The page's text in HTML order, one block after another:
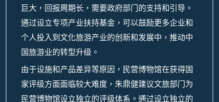
巨大，回报周期长，需要政府部门的支持和引导。
通过设立专项产业扶持基金，可以鼓励更多企业和
个人投入到文化旅游产业的创新和发展中，推动中
国旅游业的转型升级。
由于设施和产品差异等原因，民营博物馆在获得国
家评级方面面临较大难度，朱鼎健建议文旅部门为
民营博物馆设立独立的评级体系。通过设立独立的